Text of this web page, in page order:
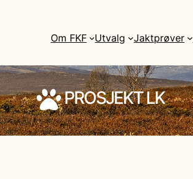
Om FKF Utvalg Jaktprøver
PROSJEKT LK